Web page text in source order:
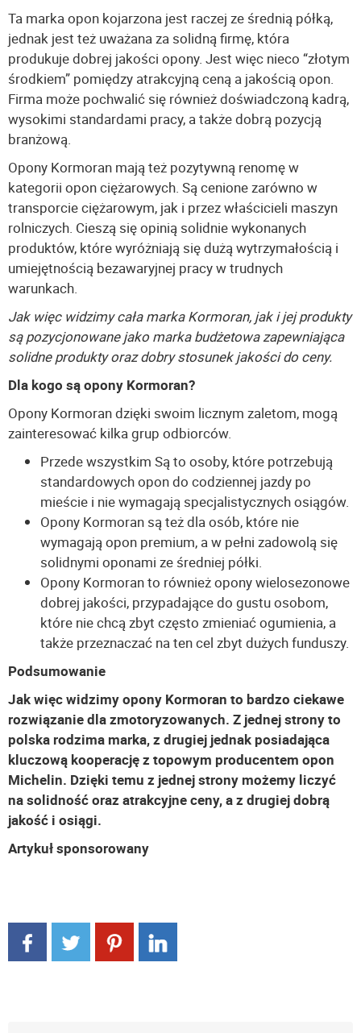
Ta marka opon kojarzona jest raczej ze średnią półką,
jednak jest też uważana za solidną firmę, która
produkuje dobrej jakości opony. Jest więc nieco “złotym
środkiem” pomiędzy atrakcyjną ceną a jakością opon.
Firma może pochwalić się również doświadczoną kadrą,
wysokimi standardami pracy, a także dobrą pozycją
branżową.
Opony Kormoran mają też pozytywną renomę w
kategorii opon ciężarowych. Są cenione zarówno w
transporcie ciężarowym, jak i przez właścicieli maszyn
rolniczych. Cieszą się opinią solidnie wykonanych
produktów, które wyróżniają się dużą wytrzymałością i
umiejętnością bezawaryjnej pracy w trudnych
warunkach.
Jak więc widzimy cała marka Kormoran, jak i jej produkty
są pozycjonowane jako marka budżetowa zapewniająca
solidne produkty oraz dobry stosunek jakości do ceny.
Dla kogo są opony Kormoran?
Opony Kormoran dzięki swoim licznym zaletom, mogą
zainteresować kilka grup odbiorców.
Przede wszystkim Są to osoby, które potrzebują
standardowych opon do codziennej jazdy po
mieście i nie wymagają specjalistycznych osiągów.
Opony Kormoran są też dla osób, które nie
wymagają opon premium, a w pełni zadowolą się
solidnymi oponami ze średniej półki.
Opony Kormoran to również opony wielosezonowe
dobrej jakości, przypadające do gustu osobom,
które nie chcą zbyt często zmieniać ogumienia, a
także przeznaczać na ten cel zbyt dużych funduszy.
Podsumowanie
Jak więc widzimy opony Kormoran to bardzo ciekawe
rozwiązanie dla zmotoryzowanych. Z jednej strony to
polska rodzima marka, z drugiej jednak posiadająca
kluczową kooperację z topowym producentem opon
Michelin. Dzięki temu z jednej strony możemy liczyć
na solidność oraz atrakcyjne ceny, a z drugiej dobrą
jakość i osiągi.
Artykuł sponsorowany